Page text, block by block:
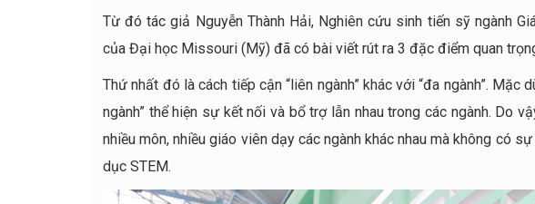
Từ đó tác giả Nguyễn Thành Hải, Nghiên cứu sinh tiến sỹ ngành
của Đại học Missouri (Mỹ) đã có bài viết rút ra 3 đặc điểm quan
Thứ nhất đó là cách tiếp cận “liên ngành” khác với “đa ngành”. Mặc
ngành” thể hiện sự kết nối và bổ trợ lẫn nhau trong các ngành. Do
nhiều môn, nhiều giáo viên dạy các ngành khác nhau mà không có
dục STEM.